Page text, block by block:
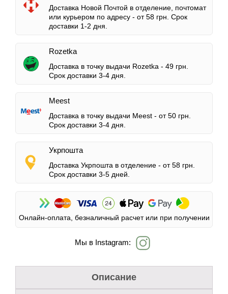
Доставка Новой Почтой в отделение, почтомат
или курьером по адресу - от 58 грн. Срок
доставки 1-2 дня.
Rozetka
Доставка в точку выдачи Rozetka - 49 грн.
Срок доставки 3-4 дня.
Meest
Доставка в точку выдачи Meest - от 50 грн.
Срок доставки 3-4 дня.
Укрпошта
Доставка Укрпошта в отделение - от 58 грн.
Срок доставки 3-5 дней.
Онлайн-оплата, безналичный расчет или при получении
Мы в Instagram:
Описание